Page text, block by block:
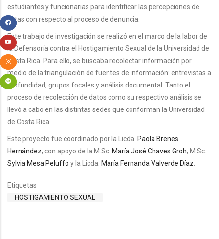
estudiantes y funcionarias para identificar las percepciones de
estas con respecto al proceso de denuncia.
Este trabajo de investigación se realizó en el marco de la labor de
la Defensoría contra el Hostigamiento Sexual de la Universidad de
Costa Rica. Para ello, se buscaba recolectar información por
medio de la triangulación de fuentes de información: entrevistas a
profundidad, grupos focales y análisis documental. Tanto el
proceso de recolección de datos como su respectivo análisis se
llevó a cabo en las distintas sedes que conforman la Universidad
de Costa Rica.
Este proyecto fue coordinado por la Licda. Paola Brenes
Hernández, con apoyo de la M.Sc. María José Chaves Groh, M.Sc.
Sylvia Mesa Peluffo y la Licda. María Fernanda Valverde Díaz.
Etiquetas
HOSTIGAMIENTO SEXUAL